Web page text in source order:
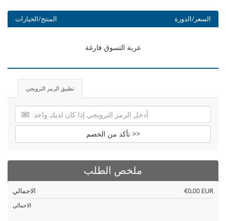
المنتج/الخيارات السعر/الدورة
عربة التسوق فارغة
تطبيق الرمز الترويجي
تأكد من الخصم >>
ملخص الطلب
الاجمالي €0,00 EUR
الاجمالي